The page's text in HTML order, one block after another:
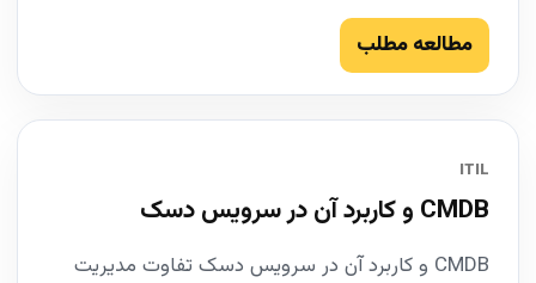
مطالعه مطلب
ITIL
CMDB و کاربرد آن در سرویس دسک
CMDB و کاربرد آن در سرویس دسک تفاوت مدیریت